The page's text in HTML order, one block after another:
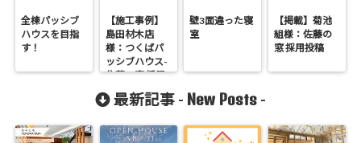
全棟パッシブ
ハウスを目指
す！
【施工事例】
島田材木店
様：つくばパ
ッシブハウス-
佐藤の窓 採用
壁3面違った寝
室
【掲載】菊池
組様：佐藤の
窓 採用投稿
最新記事 - New Posts -